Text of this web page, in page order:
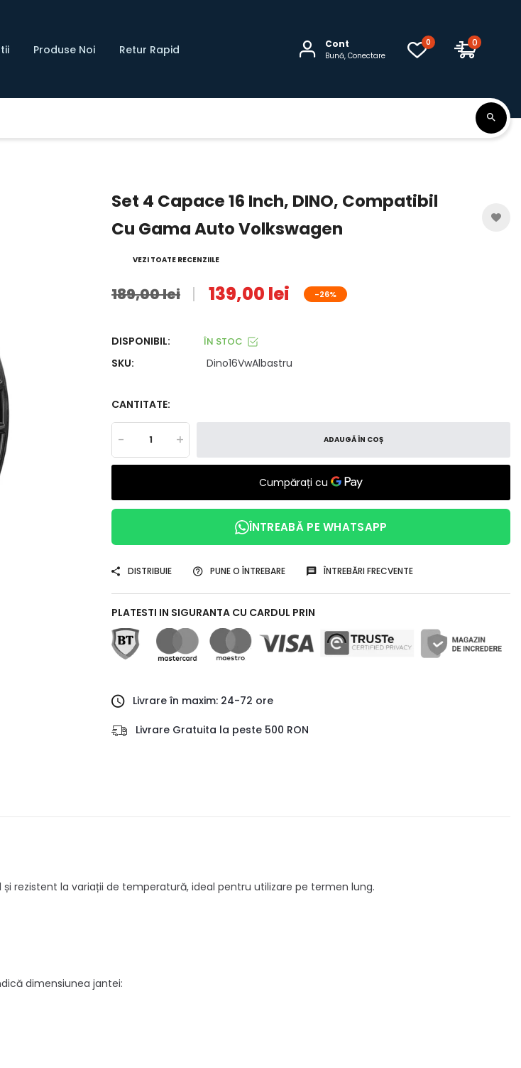
Produse Noi Retur Rapid Cont
Bună, Conectare
0 0
Set 4 Capace 16 Inch, DINO, Compatibil
Cu Gama Auto Volkswagen
VEZI TOATE RECENZIILE
189,00 lei 139,00 lei -26%
DISPONIBIL: ÎN STOC
SKU: Dino16VwAlbastru
CANTITATE:
- + ADAUGĂ ÎN COȘ
ÎNTREABĂ PE WHATSAPP
DISTRIBUIE PUNE O ÎNTREBARE ÎNTREBĂRI FRECVENTE
PLATESTI IN SIGURANTA CU CARDUL PRIN
Livrare în maxim: 24-72 ore
Livrare Gratuita la peste 500 RON
rezistent la variații de temperatură, ideal pentru utilizare pe termen lung.
dimensiunea jantei: